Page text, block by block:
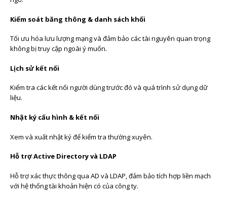
Kiểm soát băng thông & danh sách khối
Tối ưu hóa lưu lượng mạng và đảm bảo các tài nguyên quan trọng
không bị truy cập ngoài ý muốn.
Lịch sử kết nối
Kiểm tra các kết nối người dùng trước đó và quá trình sử dụng dữ
liệu.
Nhật ký cấu hình & kết nối
Xem và xuất nhật ký để kiểm tra thường xuyên.
Hỗ trợ Active Directory và LDAP
Hỗ trợ xác thực thông qua AD và LDAP, đảm bảo tích hợp liền mạch
với hệ thống tài khoản hiện có của công ty.